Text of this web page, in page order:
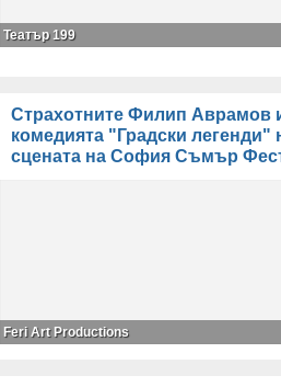
Театър 199
Страхотните Филип Аврамов
комедията "Градски легенди"
сцената на София Съмър
Feri Art Productions